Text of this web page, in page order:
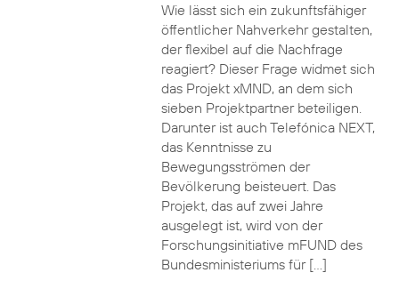
Wie lässt sich ein zukunftsfähiger
öffentlicher Nahverkehr gestalten,
der flexibel auf die Nachfrage
reagiert? Dieser Frage widmet sich
das Projekt xMND, an dem sich
sieben Projektpartner beteiligen.
Darunter ist auch Telefónica NEXT,
das Kenntnisse zu
Bewegungsströmen der
Bevölkerung beisteuert. Das
Projekt, das auf zwei Jahre
ausgelegt ist, wird von der
Forschungsinitiative mFUND des
Bundesministeriums für […]